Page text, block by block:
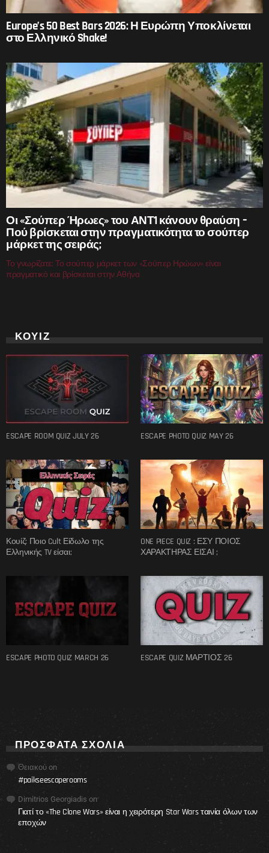
Europe’s 50 Best Bars 2026: Η Ευρώπη Υποκλίνεται
στο Ελληνικό Shake!
Οι «Σούπερ Ήρωες» του ΑΝΤ1 κάνουν θραύση –
Πού βρίσκεται στην πραγματικότητα το σούπερ
μάρκετ της σειράς;
Το γνωρίζατε; Το σούπερ μάρκετ των «Σούπερ Ηρώων» είναι
πραγματικό και βρίσκεται στην Αθήνα
ΚΟΥΙΖ
ESCAPE ROOM QUIZ JULY 26 ESCAPE PHOTO QUIZ MAY 26
Κουίζ: Ποιο Cult Είδωλο της
Ελληνικής TV είσαι;
ONE PIECE QUIZ : ΕΣΥ ΠΟΙΟΣ
ΧΑΡΑΚΤΗΡΑΣ ΕΙΣΑΙ ;
ESCAPE PHOTO QUIZ MARCH 26 ESCAPE QUIZ ΜΑΡΤΙΟΣ 26
ΠΡΌΣΦΑΤΑ ΣΧΌΛΙΑ
Θειακού on
#paikseescaperooms
Dimitrios Georgiadis on
Γιατί το «The Clone Wars» είναι η χειρότερη Star Wars ταινία όλων των
εποχών